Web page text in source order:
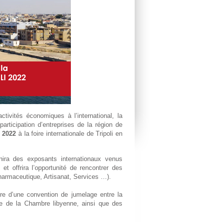
économiques à l’international, la
d’entreprises de la région de
à la foire internationale de Tripoli en
des exposants internationaux venus
offrira l’opportunité de rencontrer des
Artisanat, Services …).
d’une convention de jumelage entre la
de la Chambre libyenne, ainsi que des